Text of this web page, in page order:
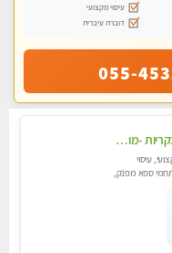
עיסוי מקצועי
דוברת עיברית
055-
מעסה חדשה בקריות -מומלץ לחלוטין!! כל סוגי העיסויים מעסה מקצועית ואיכותית פרטי!! highly recommended..new in the city
עיסוי
ספא מפנק,